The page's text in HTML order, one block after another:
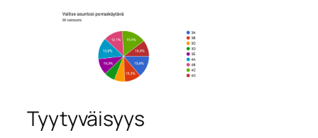
Tyytyväisyys